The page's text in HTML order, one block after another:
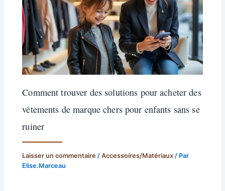
Comment trouver des solutions pour acheter des
vêtements de marque chers pour enfants sans se
ruiner
Laisser un commentaire /Accessoires/Matériaux / Par
Elise.Marceau